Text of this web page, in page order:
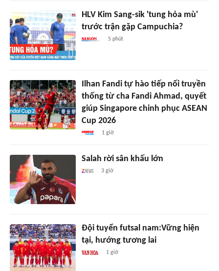
HLV Kim Sang-sik 'tung hỏa mù'
trước trận gặp Campuchia?
5 phút
Ilhan Fandi tự hào tiếp nối truyền
thống từ cha Fandi Ahmad, quyết
giúp Singapore chinh phục ASEAN
Cup 2026
1 giờ
Salah rời sân khấu lớn
3 giờ
Đội tuyển futsal nam:Vững hiện
tại, hướng tương lai
1 giờ